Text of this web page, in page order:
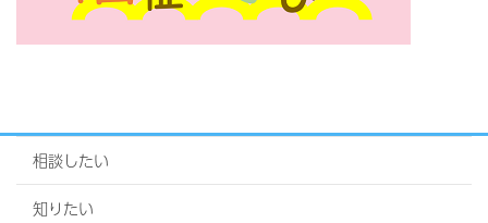
相談したい
知りたい